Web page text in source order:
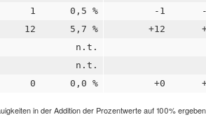
1 0,5 % -1
12 5,7 % +12
n.t.
n.t.
0 0,0 % +0
in der Addition der Prozentwerte auf 100% ergeben